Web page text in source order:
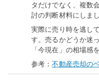
タだけでなく、複数
討の判断材料にしまし
実際に売り時を逃し
す。売るかどうか迷
「今現在」の相場感
参考：不動産売却の